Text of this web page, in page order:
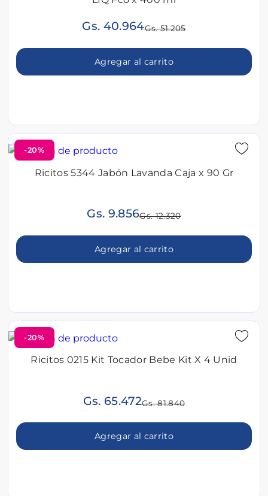
Gs. 40.964Gs. 51.205
Agregar al carrito
-20%
Ricitos 5344 Jabón Lavanda Caja x 90 Gr
Gs. 9.856Gs. 12.320
Agregar al carrito
-20%
Ricitos 0215 Kit Tocador Bebe Kit X 4 Unid
Gs. 65.472Gs. 81.840
Agregar al carrito